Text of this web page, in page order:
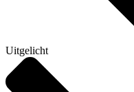
Uitgelicht